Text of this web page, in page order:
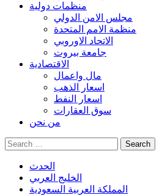
منظمات دولية
مجلس الامن الدولي
منظمة الامم المتحدة
الاتحاد الاوروبي
جامعة بيروت
الاقتصادية
مال واعمال
اسعار الذهب
اسعار النفط
سوق العقارات
من نحن
Search
for:
الحدث
الخليج العربي
المملكة العربية السعودية